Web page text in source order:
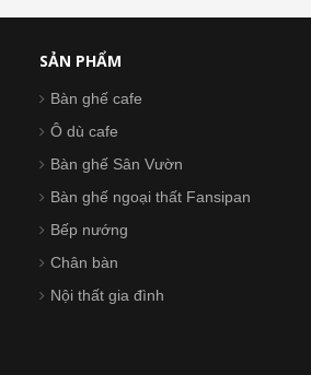
SẢN PHẨM
Bàn ghế cafe
Ô dù cafe
Bàn ghế Sân Vườn
Bàn ghế ngoại thất Fansipan
Bếp nướng
Chân bàn
Nội thất gia đình